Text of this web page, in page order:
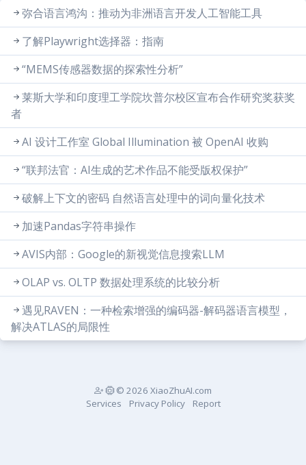
弥合语言鸿沟：推动为非洲语言开发人工智能工具
了解Playwright选择器：指南
“MEMS传感器数据的探索性分析”
莱斯大学和印度理工学院坎普尔校区宣布合作研究奖获奖
者
AI 设计工作室 Global Illumination 被 OpenAI 收购
“联邦法官：AI生成的艺术作品不能受版权保护”
破解上下文的密码 自然语言处理中的词向量化技术
加速Pandas字符串操作
AVIS内部：Google的新视觉信息搜索LLM
OLAP vs. OLTP 数据处理系统的比较分析
遇见RAVEN：一种检索增强的编码器-解码器语言模型，
解决ATLAS的局限性
© 2026 XiaoZhuAI.com
Services
Privacy Policy Report